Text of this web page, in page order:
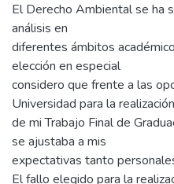
El Derecho Ambiental se ha
análisis en
diferentes ámbitos
elección en especial
considero que frente a las
Universidad para la realización
de mi Trabajo Final de
se ajustaba a mis
expectativas tanto
El fallo elegido para la